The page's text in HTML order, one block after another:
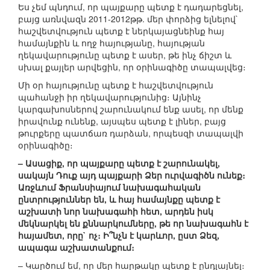
Ես չեմ պնդում, որ պայքարը պետք է դադարեցնել,
բայց առնվազն 2011-2012թթ. մեր փորձից ելնելով`
հաշվետվություն պետք է ներկայացնեինք հայ
համայնքին և ողջ հայությանը, հայության
ղեկավարությունը պետք է ասեր, թե ինչ ճիշտ և
սխալ քայլեր արվեցին, որ օրինագիծը տապալվեց։
Մի օր հայությունը պետք է հաշվետվություն
պահանջի իր ղեկավարությունից։ Այնինչ
կարգախոսներով շարունակում ենք ասել, որ մենք
իրավունք ունենք, այսպես պետք է լիներ, բայց
թուրքերը պատճառ դարձան, որպեսզի տապալվի
օրինագիծը։
– Ասացիք, որ պայքարը պետք է շարունակել,
սակայն Դուք այդ պայքարի Ձեր ուրվագիծն ունեք։
Առջևում Ֆրանսիայում նախագահական
ընտրություններ են, և հայ համայնքը պետք է
աշխատի նոր նախագահի հետ, արդեն իսկ
մեկնարկել են քննարկումները, թե որ նախագահն է
հայամետ, որը` ոչ։ Ի՞նչն է կարևոր, ըստ Ձեզ,
ապագա աշխատանքում։
– Կարծում եմ, որ մեր հարթակը պետք է ընդլայնել։